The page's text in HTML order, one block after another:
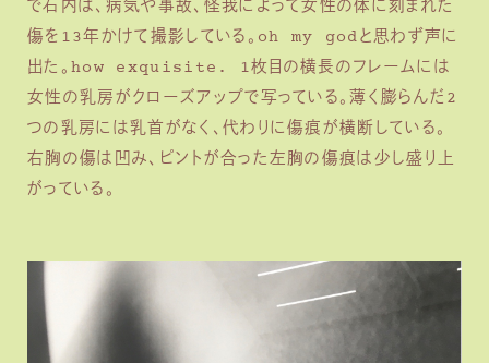
で石内は、病気や事故、怪我によって女性の体に刻まれた
傷を13年かけて撮影している。oh my godと思わず声に
出た。how exquisite. 1枚目の横長のフレームには
女性の乳房がクローズアップで写っている。薄く膨らんだ2
つの乳房には乳首がなく、代わりに傷痕が横断している。
右胸の傷は凹み、ピントが合った左胸の傷痕は少し盛り上
がっている。